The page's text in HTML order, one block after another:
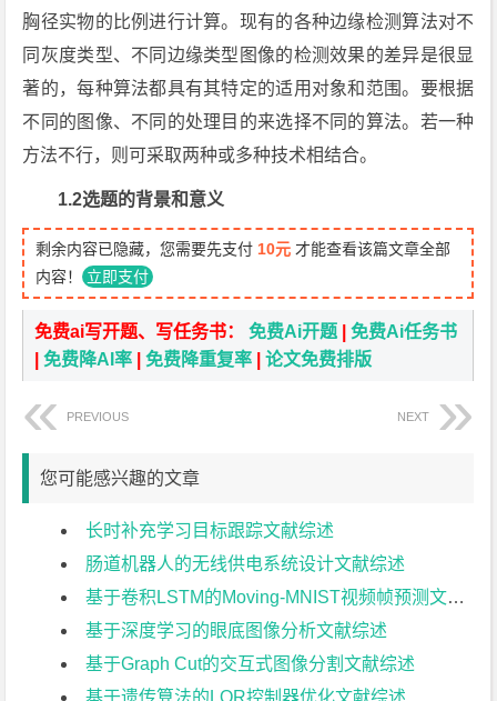
胸径实物的比例进行计算。现有的各种边缘检测算法对不
同灰度类型、不同边缘类型图像的检测效果的差异是很显
著的，每种算法都具有其特定的适用对象和范围。要根据
不同的图像、不同的处理目的来选择不同的算法。若一种
方法不行，则可采取两种或多种技术相结合。
1.2选题的背景和意义
剩余内容已隐藏，您需要先支付 10元 才能查看该篇文章全部
内容！ 立即支付
免费ai写开题、写任务书：免费Ai开题 |免费Ai任务书
|免费降AI率 |免费降重复率 |论文免费排版
PREVIOUS NEXT
您可能感兴趣的文章
长时补充学习目标跟踪文献综述
肠道机器人的无线供电系统设计文献综述
基于卷积LSTM的Moving-MNIST视频帧预测文献综述
基于深度学习的眼底图像分析文献综述
基于Graph Cut的交互式图像分割文献综述
基于遗传算法的LQR控制器优化文献综述